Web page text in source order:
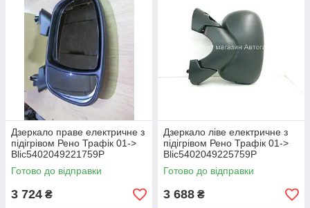
Дзеркало праве електричне з
підігрівом Рено Трафік 01->
Blic5402049221759P
Готово до відправки
3 724 ₴
Дзеркало ліве електричне з
підігрівом Рено Трафік 01->
Blic5402049225759P
Готово до відправки
3 688 ₴